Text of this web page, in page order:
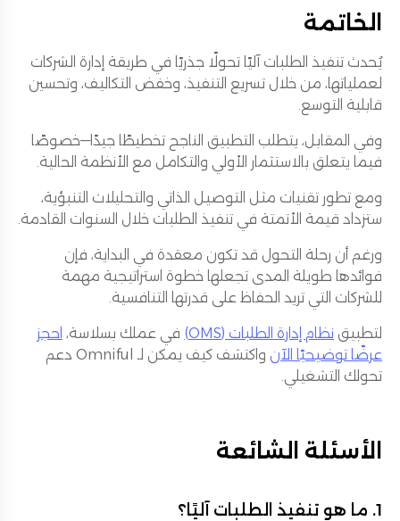
الخاتمة
يُحدث تنفيذ الطلبات آليًا تحولًا جذريًا في طريقة إدارة الشركات
لعملياتها، من خلال تسريع التنفيذ، وخفض التكاليف، وتحسين
قابلية التوسع.
وفي المقابل، يتطلب التطبيق الناجح تخطيطًا جيدًا—خصوصًا
فيما يتعلق بالاستثمار الأولي والتكامل مع الأنظمة الحالية.
ومع تطور تقنيات مثل التوصيل الذاتي والتحليلات التنبؤية،
ستزداد قيمة الأتمتة في تنفيذ الطلبات خلال السنوات القادمة.
ورغم أن رحلة التحول قد تكون معقدة في البداية، فإن
فوائدها طويلة المدى تجعلها خطوة استراتيجية مهمة
للشركات التي تريد الحفاظ على قدرتها التنافسية.
لتطبيق نظام إدارة الطلبات (OMS) في عملك بسلاسة، احجز
عرضًا توضيحيًا الآن
واكتشف كيف يمكن لـ Omniful دعم
تحولك التشغيلي.
الأسئلة الشائعة
1. ما هو تنفيذ الطلبات آليًا؟